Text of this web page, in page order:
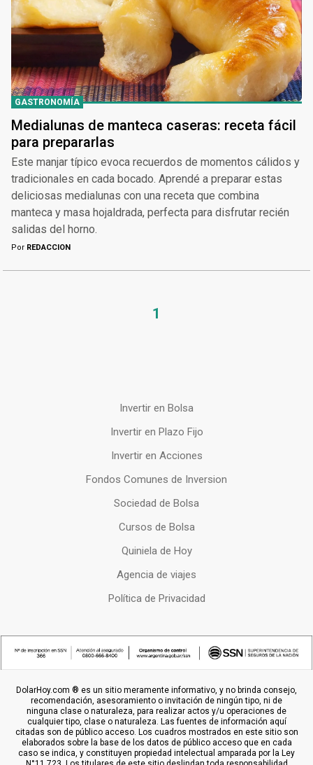
GASTRONOMÍA
Medialunas de manteca caseras: receta fácil
para prepararlas
Este manjar típico evoca recuerdos de momentos cálidos y
tradicionales en cada bocado. Aprendé a preparar estas
deliciosas medialunas con una receta que combina
manteca y masa hojaldrada, perfecta para disfrutar recién
salidas del horno.
Por REDACCION
1
Invertir en Bolsa
Invertir en Plazo Fijo
Invertir en Acciones
Fondos Comunes de Inversion
Sociedad de Bolsa
Cursos de Bolsa
Quiniela de Hoy
Agencia de viajes
Política de Privacidad
DolarHoy.com ® es un sitio meramente informativo, y no brinda consejo,
recomendación, asesoramiento o invitación de ningún tipo, ni de
ninguna clase o naturaleza, para realizar actos y/u operaciones de
cualquier tipo, clase o naturaleza. Las fuentes de información aquí
citadas son de público acceso. Los cuadros mostrados en este sitio son
elaborados sobre la base de los datos de público acceso que en cada
caso se indica, y constituyen propiedad intelectual amparada por la Ley